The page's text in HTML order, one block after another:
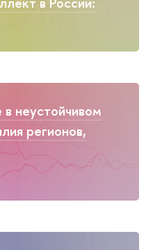
в неустойчивом
регионов,